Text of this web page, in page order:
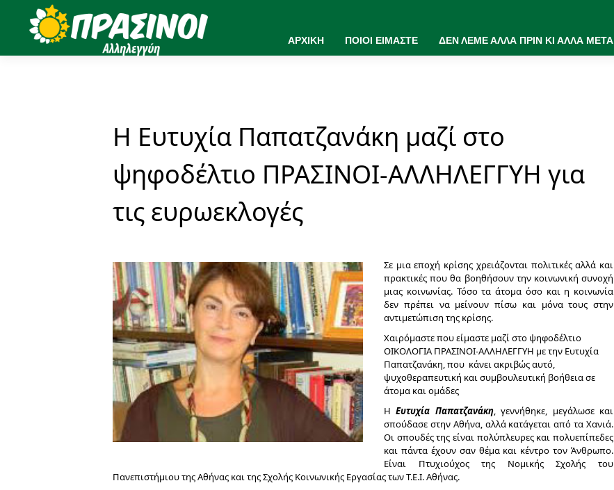
ΑΡΧΙΚΗ ΠΟΙΟΙ ΕΙΜΑΣΤΕ ΔΕΝ ΛΕΜΕ ΑΛΛΑ ΠΡΙΝ ΚΙ ΑΛΛΑ ΜΕΤΑ
Η Ευτυχία Παπατζανάκη μαζί στο
ψηφοδέλτιο ΠΡΑΣΙΝΟΙ-ΑΛΛΗΛΕΓΓΥΗ για
τις ευρωεκλογές
Σε μια εποχή κρίσης χρειάζονται πολιτικές αλλά και
πρακτικές που θα βοηθήσουν την κοινωνική συνοχή
μιας κοινωνίας. Τόσο τα άτομα όσο και η κοινωνία
δεν πρέπει να μείνουν πίσω και μόνα τους στην
αντιμετώπιση της κρίσης.
Χαιρόμαστε που είμαστε μαζί στο ψηφοδέλτιο
ΟΙΚΟΛΟΓΙΑ ΠΡΑΣΙΝΟΙ-ΑΛΛΗΛΕΓΓΥΗ με την Ευτυχία
Παπατζανάκη, που κάνει ακριβώς αυτό,
ψυχοθεραπευτική και συμβουλευτική βοήθεια σε
άτομα και ομάδες
Η Ευτυχία Παπατζανάκη, γεννήθηκε, μεγάλωσε και
σπούδασε στην Αθήνα, αλλά κατάγεται από τα Χανιά.
Οι σπουδές της είναι πολύπλευρες και πολυεπίπεδες
και πάντα έχουν σαν θέμα και κέντρο τον Άνθρωπο.
Είναι Πτυχιούχος της Νομικής Σχολής του
Πανεπιστήμιου της Αθήνας και της Σχολής Κοινωνικής Εργασίας των Τ.Ε.Ι. Αθήνας.